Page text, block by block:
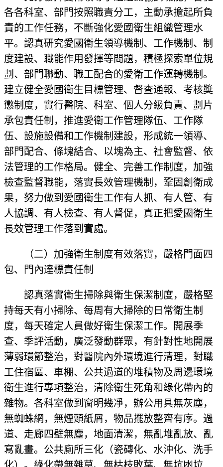
各各科室、部門按照職責分工，主動承擔起所負
責的工作任務，不斷強化愛國衛生組織管理水
平。認真研究愛國衛生領導機制、工作機制、制
度建設、職能作用發揮等問題，積極探索單位規
劃、部門聯動、職工配合的愛衛工作運轉機制。
建立健全愛國衛生目標管理、督查通報、考核獎
懲制度，實行醫院、科室、個人分級負責、劃片
承包責任制，推進愛衛工作管理隊伍、工作隊
伍、設施設備和工作機制建設，形成統一領導、
部門配合、條塊結合、以塊為主、社會監督、依
法管理的工作格局。健全、完善工作制度，加強
檢查監督職能，落實長效管理機制，鞏固創衛成
果，努力做到愛國衛生工作有人抓、有人管、有
人協調、有人檢查、有人督促，真正把愛國衛生
長效管理工作落到實處。
（二）加強衛生制度有效落實，嚴格門面四
包、門內達標責任制
認真落實衛生掃除與衛生保潔制度，嚴格堅
持每天有小掃除、每周有大掃除的日常衛生制
度，每天確定人員做好衛生保潔工作。開展季
查、季評活動，廣泛發動群眾，有針對性地開展
薄弱環節整治，對醫院內外環境進行清理，對職
工住宿區、車棚、公共過道的堆積物及周邊環境
衛生進行專項整治，清除衛生死角和綠化帶內的
雜物。各科室做到窗明幾凈，辦公用具無灰塵，
無蜘蛛網，無煙頭紙屑，物品擺放整齊有序。過
道、走廊四壁無塵，地面清潔，無亂堆亂放、亂
寫亂畫。公共廁所三化（瓷磚化、水沖化、洗手